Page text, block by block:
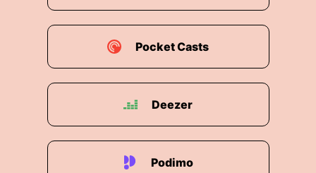
Pocket Casts
Deezer
Podimo